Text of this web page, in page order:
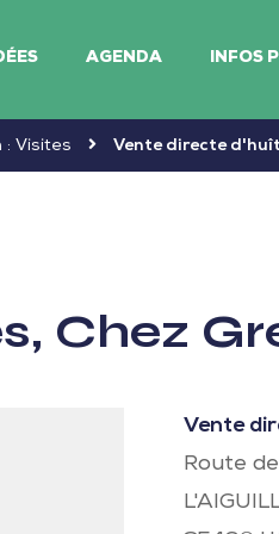
AGENDA INFOS
: Visites Vente directe
Chez
Vente
Route